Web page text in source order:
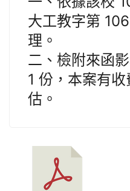
大工教字第
理。
二、檢附來函
1 份，本案有
估。